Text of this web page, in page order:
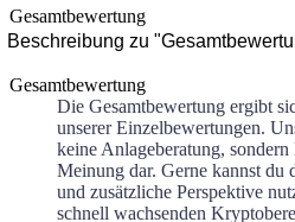
Gesamtbewertung
Beschreibung zu
Gesamtbewertung
Die Gesamtbewertung ergibt
unserer Einzelbewertungen.
keine Anlageberatung,
Meinung dar. Gerne kannst du
und zusätzliche Perspektive
schnell wachsenden